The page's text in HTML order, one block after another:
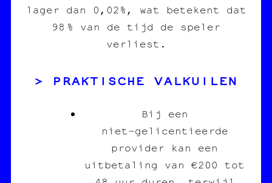
lager dan 0,02%, wat betekent dat
98 % van de tijd de speler
verliest.
PRAKTISCHE VALKUILEN
Bij een
niet‑gelicentieerde
provider kan een
uitbetaling van €200 tot